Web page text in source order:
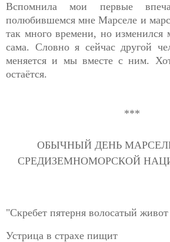
Вспомнила мои первые
полюбившемся мне Марселе и
так много времени, но
сама. Словно я сейчас другой
меняется и мы вместе с ним.
остаётся.
***
ОБЫЧНЫЙ ДЕНЬ
СРЕДИЗЕМНОМОРСКОЙ
"Скребет пятерня волосатый живот
Устрица в страхе пищит